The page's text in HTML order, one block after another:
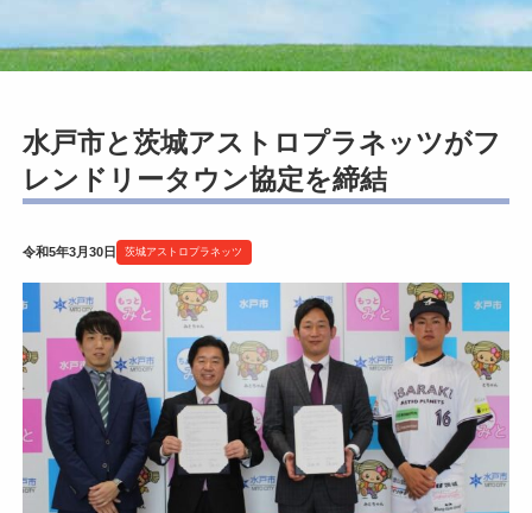
水戸市と茨城アストロプラネッツがフ
レンドリータウン協定を締結
令和5年3月30日 茨城アストロプラネッツ